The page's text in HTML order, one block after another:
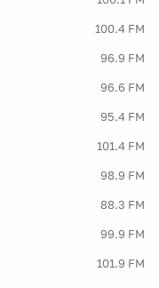
100.4 FM
96.9 FM
96.6 FM
95.4 FM
101.4 FM
98.9 FM
88.3 FM
99.9 FM
101.9 FM